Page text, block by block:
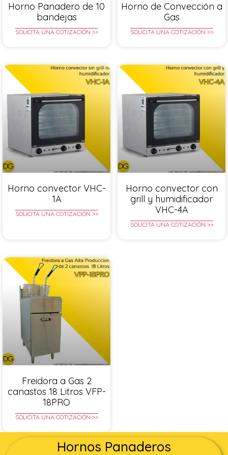
Horno Panadero de 10
bandejas
SOLICITA UNA COTIZACIÓN >>
Horno de Convección a
Gas
SOLICITA UNA COTIZACIÓN >>
Horno convector VHC-
1A
SOLICITA UNA COTIZACIÓN >>
Horno convector con
grill y humidificador
VHC-4A
SOLICITA UNA COTIZACIÓN >>
Freidora a Gas 2
canastos 18 Litros VFP-
18PRO
SOLICITA UNA COTIZACIÓN >>
Hornos Panaderos